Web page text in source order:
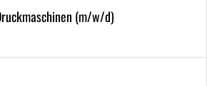
(m/w/d)